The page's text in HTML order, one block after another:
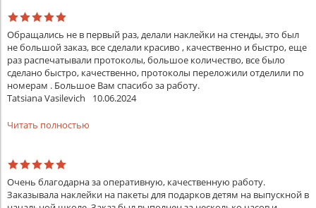
Обращались не в первый раз, делали наклейки на стенды, это был
не большой заказ, все сделали красиво , качественно и быстро, еще
раз распечатывали протоколы, большое количество, все было
сделано быстро, качественно, протоколы переложили отделили по
номерам . Большое Вам спасибо за работу.
Tatsiana Vasilevich
10.06.2024
Читать полностью
Очень благодарна за оперативную, качественную работу.
Заказывала наклейки на пакеты для подарков детям на выпускной в